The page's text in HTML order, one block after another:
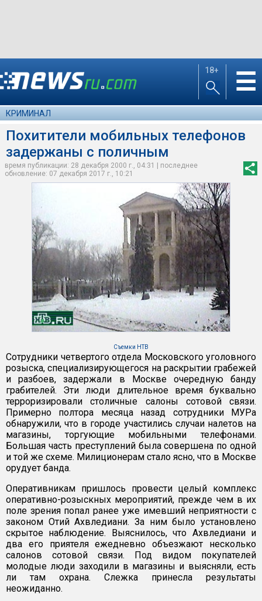
18+ ☰
КРИМИНАЛ
Похитители мобильных телефонов
задержаны с поличным
время публикации: 28 декабря 2000 г., 04:31 | последнее
обновление: 07 декабря 2017 г., 10:21
Съемки НТВ
Сотрудники четвертого отдела Московского уголовного
розыска, специализирующегося на раскрытии грабежей
и разбоев, задержали в Москве очередную банду
грабителей. Эти люди длительное время буквально
терроризировали столичные салоны сотовой связи.
Примерно полтора месяца назад сотрудники МУРа
обнаружили, что в городе участились случаи налетов на
магазины, торгующие мобильными телефонами.
Большая часть преступлений была совершена по одной
и той же схеме. Милиционерам стало ясно, что в Москве
орудует банда.
Оперативникам пришлось провести целый комплекс
оперативно-розыскных мероприятий, прежде чем в их
поле зрения попал ранее уже имевший неприятности с
законом Отий Ахвледиани. За ним было установлено
скрытое наблюдение. Выяснилось, что Ахвледиани и
два его приятеля ежедневно объезжают несколько
салонов сотовой связи. Под видом покупателей
молодые люди заходили в магазины и выясняли, есть
ли там охрана. Слежка принесла результаты
неожиданно.